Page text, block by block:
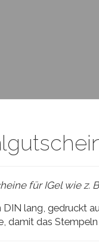
für IGel wie z.
DIN lang, gedruckt
damit das